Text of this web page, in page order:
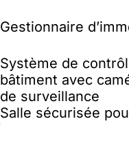
Gestionnaire
Système de
bâtiment avec
de surveillance
Salle sécurisée